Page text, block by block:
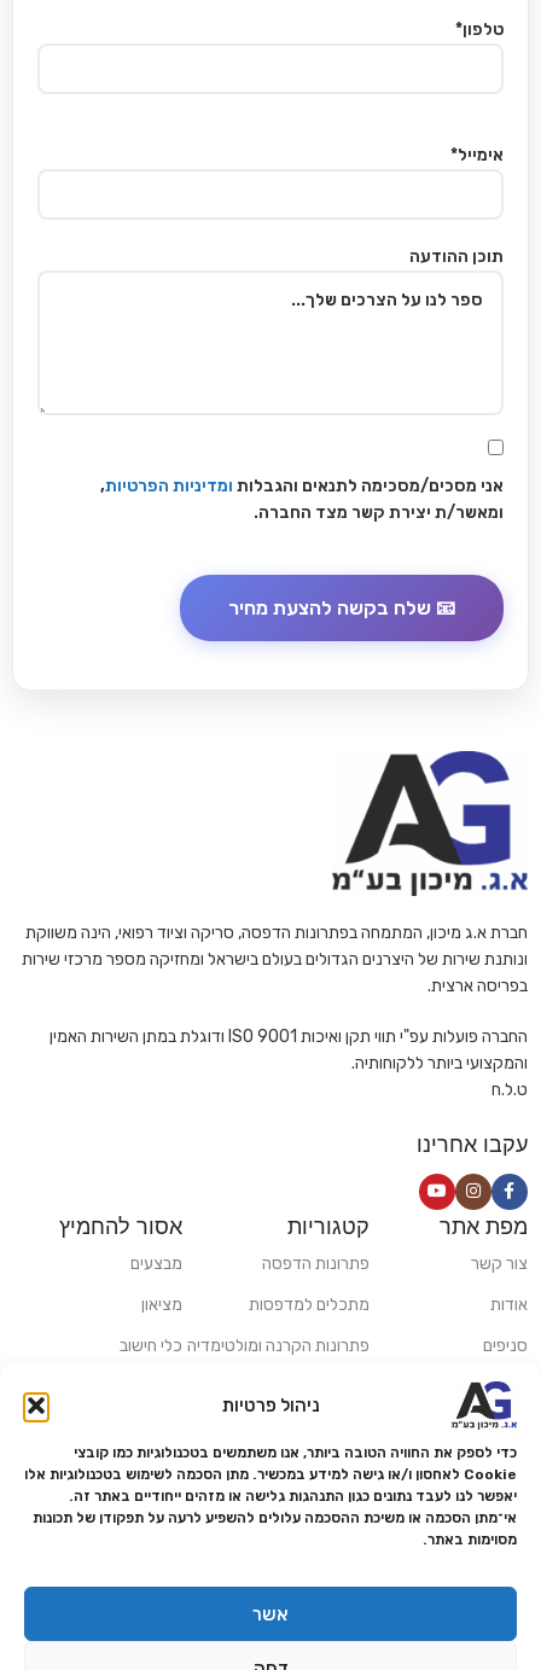
ניהול פרטיות
כדי לספק את החוויה הטובה ביותר, אנו משתמשים בטכנולוגיות כמו קובצי
Cookie לאחסון ו/או גישה למידע במכשיר. מתן הסכמה לשימוש בטכנולוגיות אלו
יאפשר לנו לעבד נתונים כגון התנהגות גלישה או מזהים ייחודיים באתר זה.
אי־מתן הסכמה או משיכת ההסכמה עלולים להשפיע לרעה על תפקודן של תכונות
מסוימות באתר.
אשר
טלפון*
אימייל*
תוכן ההודעה
אני מסכים/מסכימה לתנאים והגבלות ומדיניות הפרטיות,
ומאשר/ת יצירת קשר מצד החברה.
חברת א.ג מיכון, המתמחה בפתרונות הדפסה, סריקה וציוד רפואי, הינה משווקת
ונותנת שירות של היצרנים הגדולים בעולם בישראל ומחזיקה מספר מרכזי שירות
בפריסה ארצית.
החברה פועלות עפ"י תווי תקן ואיכות ISO 9001 ודוגלת במתן השירות האמין
והמקצועי ביותר ללקוחותיה.
ט.ל.ח
עקבו אחרינו
מפת אתר
צור קשר
אודות
סניפים
משלוחים ואיסוף עצמי
מדריכים ומאמרים
מותגים
מעבדת תיקונים
הצהרת נגישות
מדיניות פרטיות
מדיניות החזרות והחזרים
קטגוריות
פתרונות הדפסה
מתכלים למדפסות
פתרונות הקרנה ומולטימדיה
פתרונות למגזר הרפואי
אסור להחמיץ
מבצעים
מציאון
כלי חישוב